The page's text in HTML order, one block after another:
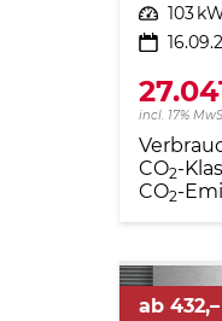
Leistung 103
incl. 17%
CO2-
CO2-
ab